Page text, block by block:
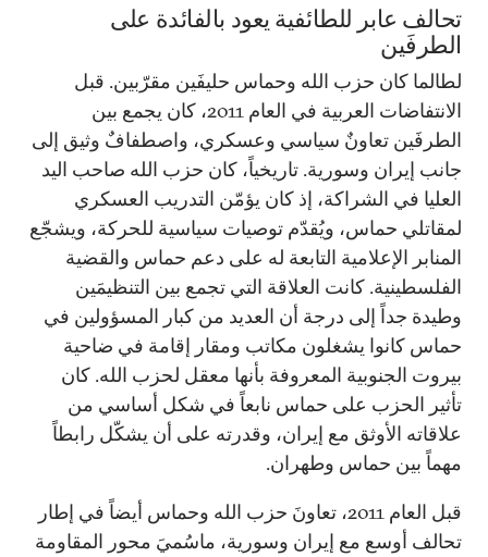
تحالف عابر للطائفية يعود بالفائدة على
الطرفَين
لطالما كان حزب الله وحماس حليفَين مقرّبين. قبل
الانتفاضات العربية في العام 2011، كان يجمع بين
الطرفَين تعاونٌ سياسي وعسكري، واصطفافٌ وثيق إلى
جانب إيران وسورية. تاريخياً، كان حزب الله صاحب اليد
العليا في الشراكة، إذ كان يؤمّن التدريب العسكري
لمقاتلي حماس، ويُقدّم توصيات سياسية للحركة، ويشجّع
المنابر الإعلامية التابعة له على دعم حماس والقضية
الفلسطينية. كانت العلاقة التي تجمع بين التنظيمَين
وطيدة جداً إلى درجة أن العديد من كبار المسؤولين في
حماس كانوا يشغلون مكاتب ومقار إقامة في ضاحية
بيروت الجنوبية المعروفة بأنها معقل لحزب الله. كان
تأثير الحزب على حماس نابعاً في شكل أساسي من
علاقاته الأوثق مع إيران، وقدرته على أن يشكّل رابطاً
مهماً بين حماس وطهران.
قبل العام 2011، تعاونَ حزب الله وحماس أيضاً في إطار
تحالف أوسع مع إيران وسورية، ماسُميَ محور المقاومة